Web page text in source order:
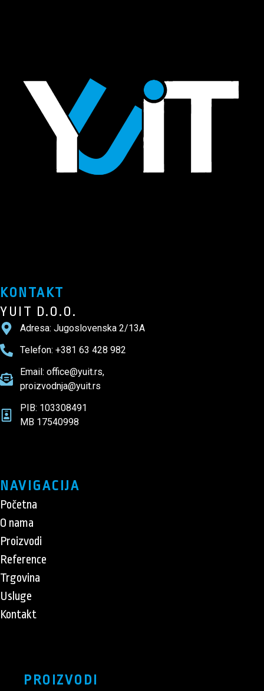
KONTAKT
YUIT D.O.O.
Adresa: Jugoslovenska 2/13A
Telefon: +381 63 428 982
Email: office@yuit.rs,
proizvodnja@yuit.rs
PIB: 103308491
MB 17540998
NAVIGACIJA
Početna
O nama
Proizvodi
Reference
Trgovina
Usluge
Kontakt
PROIZVODI